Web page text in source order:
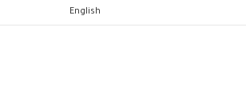
English